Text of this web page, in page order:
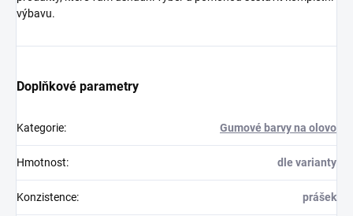
výbavu.
Doplňkové parametry
Kategorie: Gumové barvy na olovo
Hmotnost: dle varianty
Konzistence: prášek